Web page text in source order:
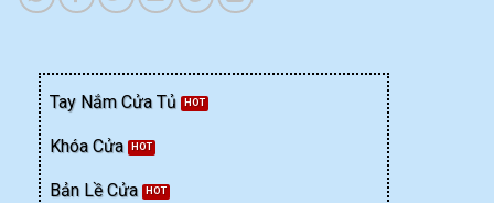
Tay Nắm Cửa Tủ
Khóa Cửa
Bản Lề Cửa